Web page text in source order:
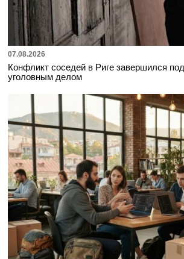
07.08.2026
Конфликт соседей в Риге завершился
уголовным делом